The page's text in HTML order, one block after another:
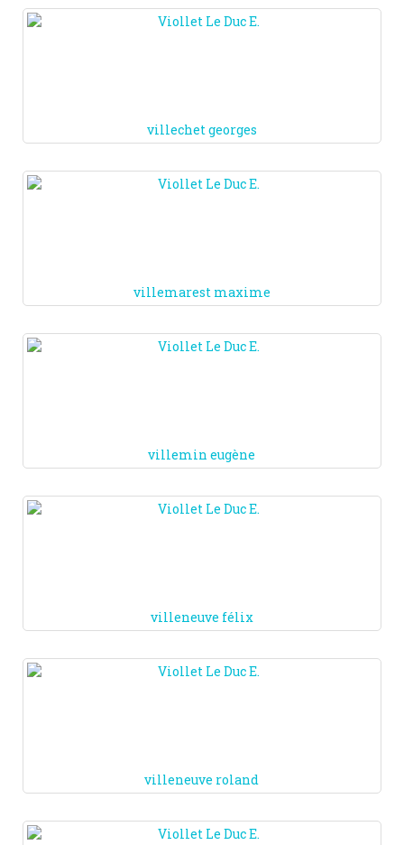
villechet georges
villemarest maxime
villemin eugène
villeneuve félix
villeneuve roland